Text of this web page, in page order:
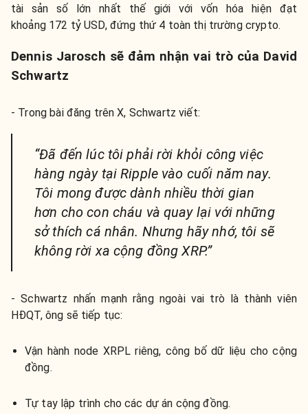
tài sản số lớn nhất thế giới với vốn hóa hiện đạt
khoảng 172 tỷ USD, đứng thứ 4 toàn thị trường crypto.
Dennis Jarosch sẽ đảm nhận vai trò của David
Schwartz
- Trong bài đăng trên X, Schwartz viết:
“Đã đến lúc tôi phải rời khỏi công việc
hàng ngày tại Ripple vào cuối năm nay.
Tôi mong được dành nhiều thời gian
hơn cho con cháu và quay lại với những
sở thích cá nhân. Nhưng hãy nhớ, tôi sẽ
không rời xa cộng đồng XRP.”
- Schwartz nhấn mạnh rằng ngoài vai trò là thành viên
HĐQT, ông sẽ tiếp tục:
Vận hành node XRPL riêng, công bố dữ liệu cho cộng
đồng.
Tự tay lập trình cho các dự án cộng đồng.